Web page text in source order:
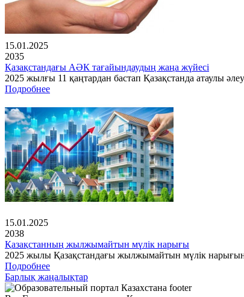
15.01.2025
2035
Қазақстандағы АӘК тағайындаудың жаңа жүйесі
2025 жылғы 11 қаңтардан бастап Қазақстанда атаулы
Подробнее
15.01.2025
2038
Қазақстанның жылжымайтын мүлік нарығы
2025 жылы Қазақстандағы жылжымайтын мүлік
Подробнее
Барлық жаңалықтар